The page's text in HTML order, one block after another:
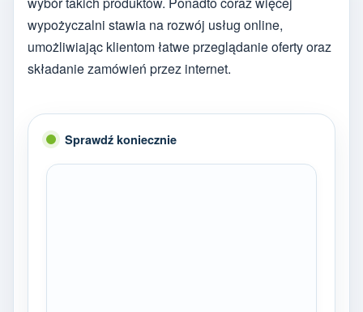
wypożyczalni stawia na rozwój usług online,
umożliwiając klientom łatwe przeglądanie oferty oraz
składanie zamówień przez internet.
Sprawdź koniecznie